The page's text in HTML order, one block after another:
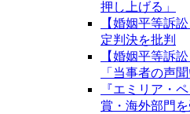
押し上げる」
【婚姻平等訴
定判決を批判
【婚姻平等訴
「当事者の声
『エミリア・
賞・海外部門